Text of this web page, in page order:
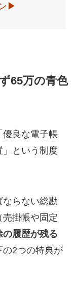
▶︎
65万の青色
良な電子帳
という制度
ならない総勘
掛帳や固定
の履歴が残る
の2つの特典が